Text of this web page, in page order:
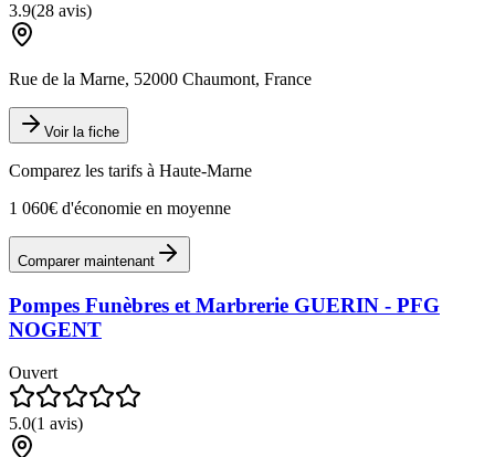
3.9(28 avis)
Rue de la Marne, 52000 Chaumont, France
Voir la fiche
Comparez les tarifs à Haute-Marne
1 060€ d'économie en moyenne
Comparer maintenant
Pompes Funèbres et Marbrerie GUERIN - PFG
NOGENT
Ouvert
5.0(1 avis)